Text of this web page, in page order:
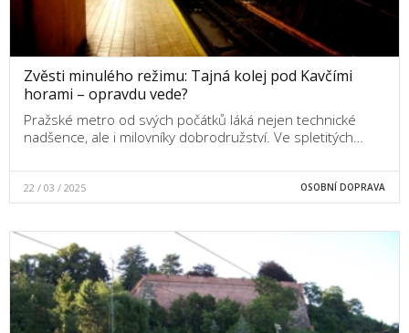
Zvěsti minulého režimu: Tajná kolej pod Kavčími
horami – opravdu vede?
Pražské metro od svých počátků láká nejen technické
nadšence, ale i milovníky dobrodružství. Ve spletitých…
22 / 03 / 2025 OSOBNÍ DOPRAVA